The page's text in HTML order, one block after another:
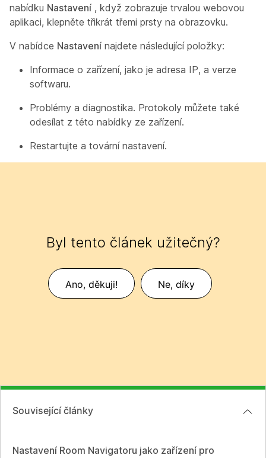
nabídku Nastavení , když zobrazuje trvalou webovou
aplikaci, klepněte třikrát třemi prsty na obrazovku.
V nabídce Nastavení najdete následující položky:
Informace o zařízení, jako je adresa IP, a verze
softwaru.
Problémy a diagnostika. Protokoly můžete také
odesílat z této nabídky ze zařízení.
Restartujte a tovární nastavení.
Byl tento článek užitečný?
Ano, děkuji! Ne, díky
Související články
Nastavení Room Navigatoru jako zařízení pro